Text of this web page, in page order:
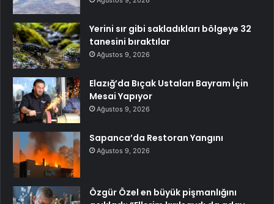
Yerini sır gibi sakladıkları bölgeye 32
tanesini bıraktılar
Ağustos 9, 2026
Elazığ’da Bıçak Ustaları Bayram İçin
Mesai Yapıyor
Ağustos 9, 2026
Sapanca’da Restoran Yangını
Ağustos 9, 2026
Özgür Özel en büyük pişmanlığını